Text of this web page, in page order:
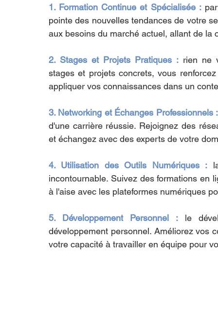
1. Formation Continue et Spécialisée :
pointe des nouvelles tendances de votre
aux besoins du marché actuel, allant de la
2. Stages et Projets Pratiques : rien ne
stages et projets concrets, vous
appliquer vos connaissances dans un
3. Networking et Échanges Professionnels :
d'une carrière réussie. Rejoignez des
et échangez avec des experts de votre
4. Utilisation des Outils Numériques :
incontournable. Suivez des formations en
à l'aise avec les plateformes numériques
5. Développement Personnel : le
développement personnel. Améliorez vos
votre capacité à travailler en équipe pour